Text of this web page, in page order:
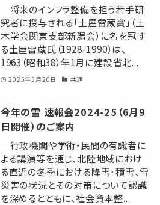
将来のインフラ整備を担う若手研
究者に授与される「土屋雷蔵賞」（土
木学会関東支部新潟会）に名を冠す
る土屋雷蔵氏（1928-1990）は、
1963（昭和38）年1月に建設省北...
2025年5月20日 共通
今年の雪 速報会2024-25（6月9
日開催）のご案内
行政機関や学術・民間の有識者に
よる講演等を通じ、北陸地域におけ
る直近の冬季における降雪･積雪、雪
災害の状況とその対策について認識
を深めるとともに、社会資本整...